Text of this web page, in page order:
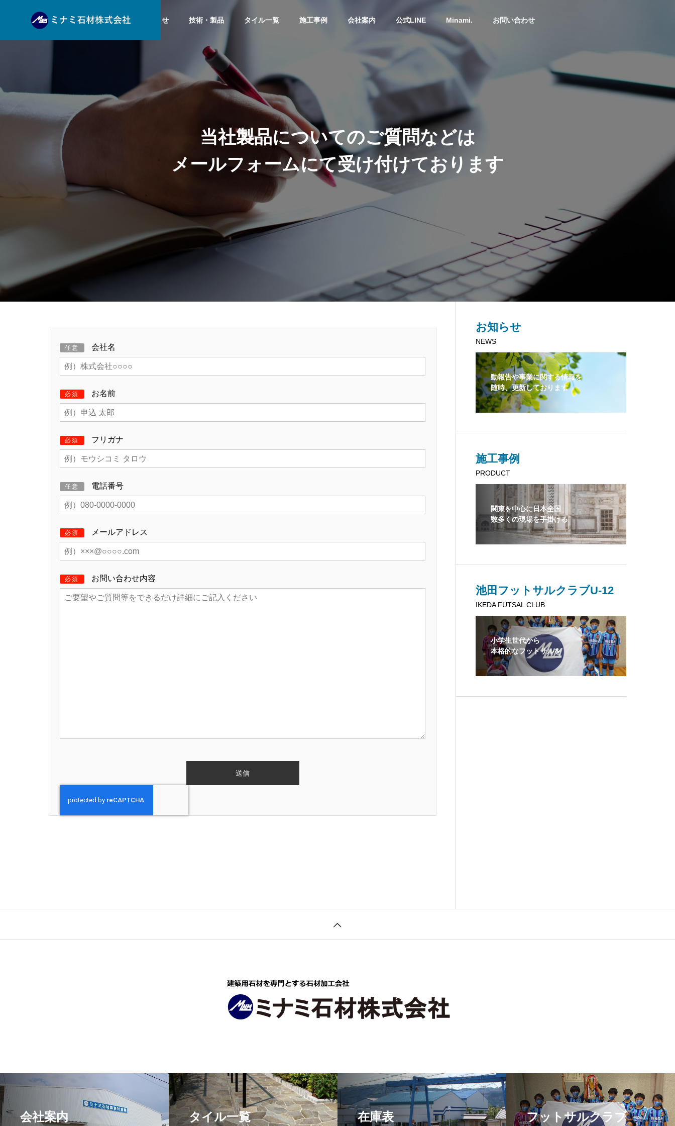
お知らせ 技術・製品 タイル一覧 施工事例 会社案内 公式LINE Minami. お問い合わせ
技術・製品
PRODUCT
石種 仕上げ種類 撥水処理 加工種類
会社案内
COMPANY
企業理念 会社概要
生産工場 ストックヤード
STOCK YARD
在庫表
当社製品についてのご質問などは
メ ールフォ ームにて受け付けてお り ます
任意 会社名
必須 お名前
必須 フリガナ
任意 電話番号
必須 メールアドレス
必須 お問い合わせ内容
お知らせ
NEWS
動報告や事業に関する情報を
随時、更新しております
施工事例
PRODUCT
関東を中心に日本全国
数多くの現場を手掛ける
池田フットサルクラブU-12
IKEDA FUTSAL CLUB
小学生世代から
本格的なフットサルを
会社案内 タイル一覧 在庫表 フットサルクラブ